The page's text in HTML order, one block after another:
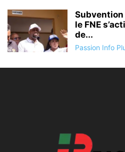
le FNE
de...
Passion Info